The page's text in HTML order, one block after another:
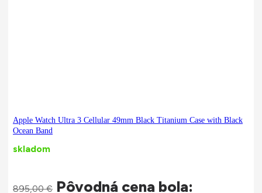
Apple Watch Ultra 3 Cellular 49mm Black Titanium Case with Black
Ocean Band
skladom
895,00€ Pôvodná cena bola: